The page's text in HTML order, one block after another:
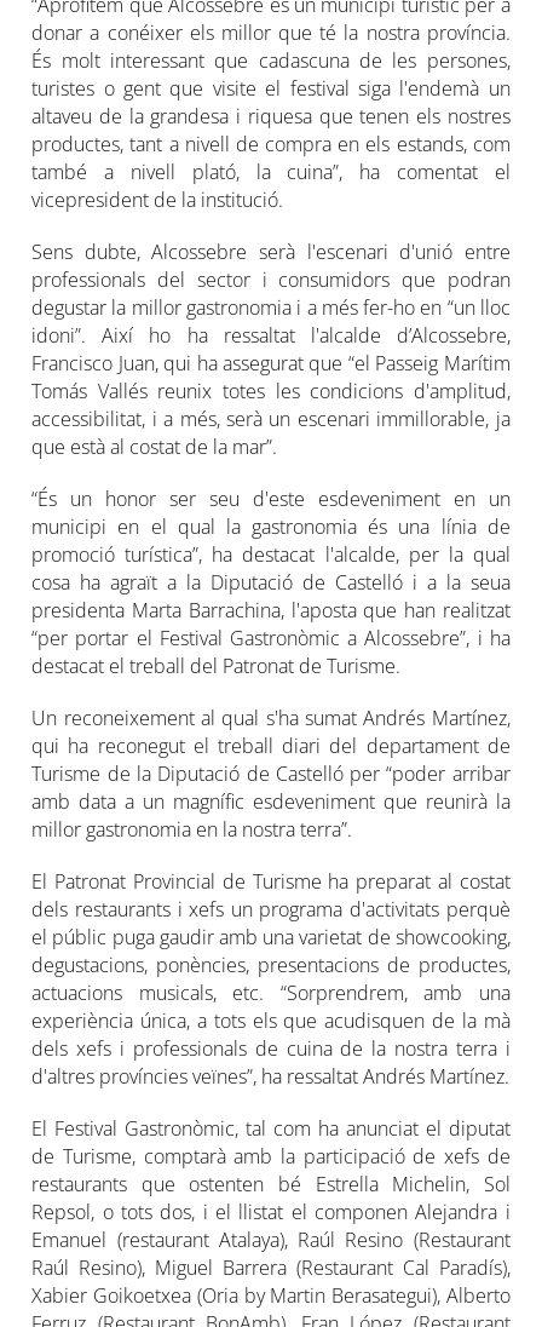
donar a conéixer els millor que té la nostra província.
És molt interessant que cadascuna de les persones,
turistes o gent que visite el festival siga l'endemà un
altaveu de la grandesa i riquesa que tenen els nostres
productes, tant a nivell de compra en els estands, com
també a nivell plató, la cuina”, ha comentat el
vicepresident de la institució.
Sens dubte, Alcossebre serà l'escenari d'unió entre
professionals del sector i consumidors que podran
degustar la millor gastronomia i a més fer-ho en “un lloc
idoni”. Així ho ha ressaltat l'alcalde d’Alcossebre,
Francisco Juan, qui ha assegurat que “el Passeig Marítim
Tomás Vallés reunix totes les condicions d'amplitud,
accessibilitat, i a més, serà un escenari immillorable, ja
que està al costat de la mar”.
“És un honor ser seu d'este esdeveniment en un
municipi en el qual la gastronomia és una línia de
promoció turística”, ha destacat l'alcalde, per la qual
cosa ha agraït a la Diputació de Castelló i a la seua
presidenta Marta Barrachina, l'aposta que han realitzat
“per portar el Festival Gastronòmic a Alcossebre”, i ha
destacat el treball del Patronat de Turisme.
Un reconeixement al qual s'ha sumat Andrés Martínez,
qui ha reconegut el treball diari del departament de
Turisme de la Diputació de Castelló per “poder arribar
amb data a un magnífic esdeveniment que reunirà la
millor gastronomia en la nostra terra”.
El Patronat Provincial de Turisme ha preparat al costat
dels restaurants i xefs un programa d'activitats perquè
el públic puga gaudir amb una varietat de showcooking,
degustacions, ponències, presentacions de productes,
actuacions musicals, etc. “Sorprendrem, amb una
experiència única, a tots els que acudisquen de la mà
dels xefs i professionals de cuina de la nostra terra i
d'altres províncies veïnes”, ha ressaltat Andrés Martínez.
El Festival Gastronòmic, tal com ha anunciat el diputat
de Turisme, comptarà amb la participació de xefs de
restaurants que ostenten bé Estrella Michelin, Sol
Repsol, o tots dos, i el llistat el componen Alejandra i
Emanuel (restaurant Atalaya), Raúl Resino (Restaurant
Raúl Resino), Miguel Barrera (Restaurant Cal Paradís),
Xabier Goikoetxea (Oria by Martin Berasategui), Alberto